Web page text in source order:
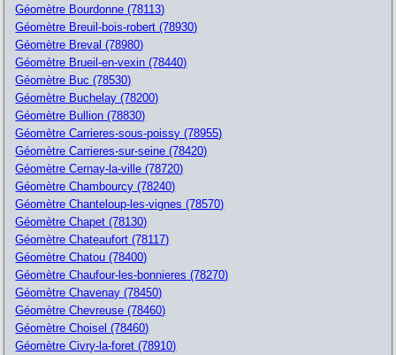
Géomètre Bourdonne (78113)
Géomètre Breuil-bois-robert (78930)
Géomètre Breval (78980)
Géomètre Brueil-en-vexin (78440)
Géomètre Buc (78530)
Géomètre Buchelay (78200)
Géomètre Bullion (78830)
Géomètre Carrieres-sous-poissy (78955)
Géomètre Carrieres-sur-seine (78420)
Géomètre Cernay-la-ville (78720)
Géomètre Chambourcy (78240)
Géomètre Chanteloup-les-vignes (78570)
Géomètre Chapet (78130)
Géomètre Chateaufort (78117)
Géomètre Chatou (78400)
Géomètre Chaufour-les-bonnieres (78270)
Géomètre Chavenay (78450)
Géomètre Chevreuse (78460)
Géomètre Choisel (78460)
Géomètre Civry-la-foret (78910)